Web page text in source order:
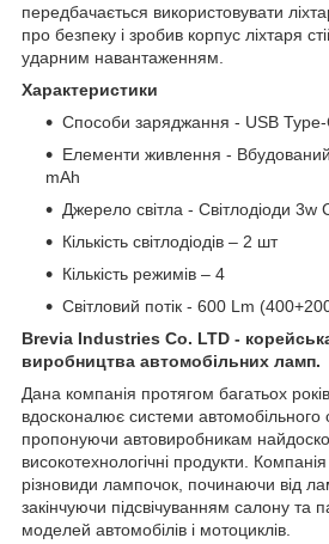
передбачається використовувати
про безпеку і зробив корпус ліхтаря
ударним навантаженням.
Характеристики
Способи заряджання - USB
Елементи живлення -
mAh
Джерело світла - Світлодіоди 3w
Кількість світлодіодів – 2 шт
Кількість режимів – 4
Світловий потік - 600 Lm
Brevia Industries Co. LTD -
виробництва автомобільних ламп.
Дана компанія протягом багатьох
вдосконалює системи автомобільного
пропонуючи автовиробникам
високотехнологічні продукти.
різновиди лампочок, починаючи від
закінчуючи підсвічуванням салону та
моделей автомобілів і мотоциклів.